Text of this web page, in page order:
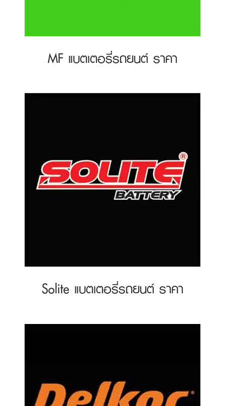
MF แบตเตอรี่รถยนต์ ราคา
Solite แบตเตอรี่รถยนต์ ราคา